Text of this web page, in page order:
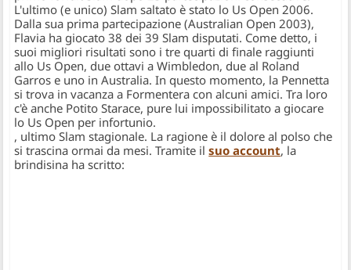
L'ultimo (e unico) Slam saltato è stato lo Us Open 2006.
Dalla sua prima partecipazione (Australian Open 2003),
Flavia ha giocato 38 dei 39 Slam disputati. Come detto, i
suoi migliori risultati sono i tre quarti di finale raggiunti
allo Us Open, due ottavi a Wimbledon, due al Roland
Garros e uno in Australia. In questo momento, la Pennetta
si trova in vacanza a Formentera con alcuni amici. Tra loro
c'è anche Potito Starace, pure lui impossibilitato a giocare
lo Us Open per infortunio.
, ultimo Slam stagionale. La ragione è il dolore al polso che
si trascina ormai da mesi. Tramite ilsuo account, la
brindisina ha scritto: